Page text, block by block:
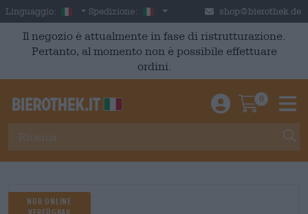
Skip to main content
Linguaggio: Italian
Spedizione: Italia shop@bierothek.de
Il negozio è attualmente in fase di ristrutturazione.
Pertanto, al momento non è possibile effettuare
ordini.
Einloggen /
0
Nur online